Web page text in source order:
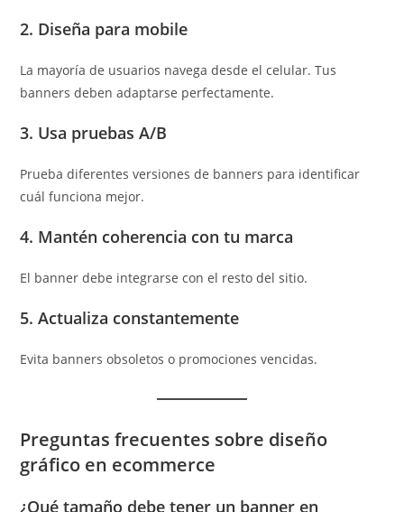
2. Diseña para mobile
La mayoría de usuarios navega desde el celular. Tus
banners deben adaptarse perfectamente.
3. Usa pruebas A/B
Prueba diferentes versiones de banners para identificar
cuál funciona mejor.
4. Mantén coherencia con tu marca
El banner debe integrarse con el resto del sitio.
5. Actualiza constantemente
Evita banners obsoletos o promociones vencidas.
Preguntas frecuentes sobre diseño
gráfico en ecommerce
¿Qué tamaño debe tener un banner en